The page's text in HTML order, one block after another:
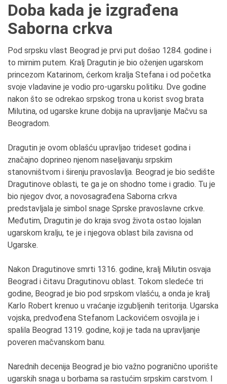
Doba kada je izgrađena
Saborna crkva
Pod srpsku vlast Beograd je prvi put došao 1284. godine i
to mirnim putem. Kralj Dragutin je bio oženjen ugarskom
princezom Katarinom, ćerkom kralja Stefana i od početka
svoje vladavine je vodio pro-ugarsku politiku. Dve godine
nakon što se odrekao srpskog trona u korist svog brata
Milutina, od ugarske krune dobija na upravljanje Mačvu sa
Beogradom.
Dragutin je ovom oblašću upravljao trideset godina i
značajno doprineo njenom naseljavanju srpskim
stanovništvom i širenju pravoslavlja. Beograd je bio sedište
Dragutinove oblasti, te ga je on shodno tome i gradio. Tu je
bio njegov dvor, a novosagrađena Saborna crkva
predstavljala je simbol snage Sprske pravoslavne crkve.
Međutim, Dragutin je do kraja svog života ostao lojalan
ugarskom kralju, te je i njegova oblast bila zavisna od
Ugarske.
Nakon Dragutinove smrti 1316. godine, kralj Milutin osvaja
Beograd i čitavu Dragutinovu oblast. Tokom sledeće tri
godine, Beograd je bio pod srpskom vlašću, a onda je kralj
Karlo Robert krenuo u vraćanje izgubljenih teritorija. Ugarska
vojska, predvođena Stefanom Lackovićem osvojila je i
spalila Beograd 1319. godine, koji je tada na upravljanje
poveren mačvanskom banu.
Narednih decenija Beograd je bio važno pogranično uporište
ugarskih snaga u borbama sa rastućim srpskim carstvom. I